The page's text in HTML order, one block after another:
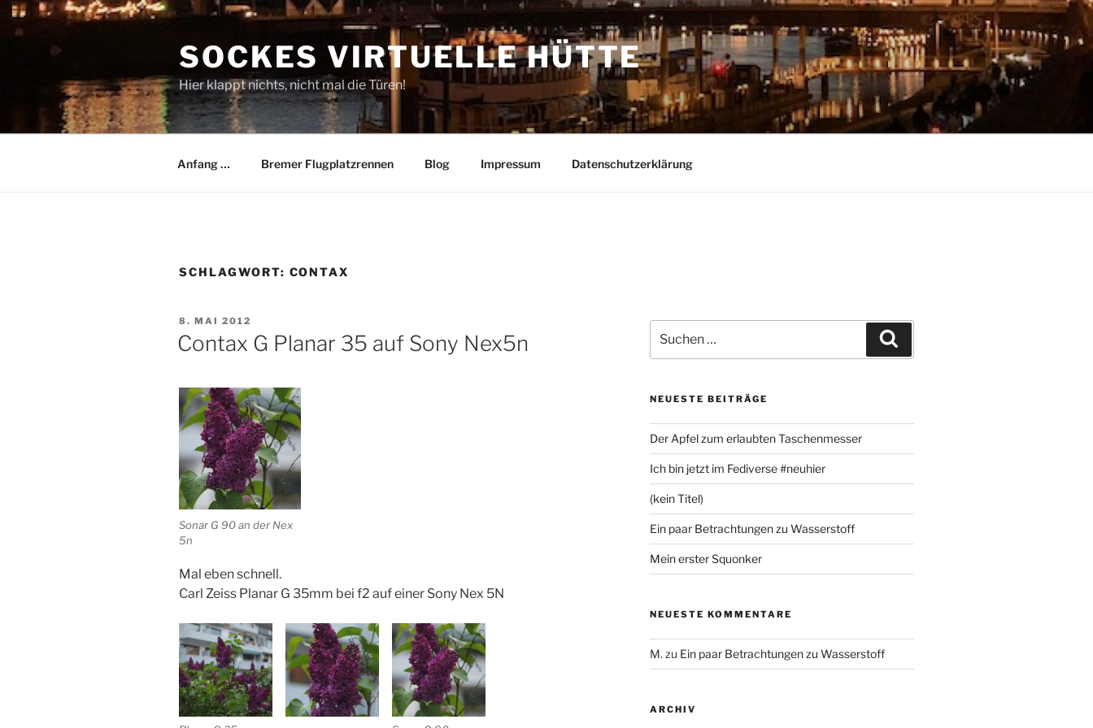
Zum
Inhalt
SOCKES VIRTUELLE HÜTTE
Hier klappt nichts, nicht mal die Türen!
Anfang … Bremer Flugplatzrennen Blog Impressum Datenschutzerklärung
SCHLAGWORT: CONTAX
VERÖFFENTLICHT
AM
8. MAI 2012
Contax G Planar 35 auf Sony Nex5n
Sonar G 90 an der Nex
5n
Mal eben schnell.
Carl Zeiss Planar G 35mm bei f2 auf einer Sony Nex 5N
nach:
NEUESTE BEITRÄGE
Der Apfel zum erlaubten Taschenmesser
Ich bin jetzt im Fediverse #neuhier
(kein Titel)
Ein paar Betrachtungen zu Wasserstoff
Mein erster Squonker
NEUESTE KOMMENTARE
M. zu Ein paar Betrachtungen zu Wasserstoff
ARCHIV